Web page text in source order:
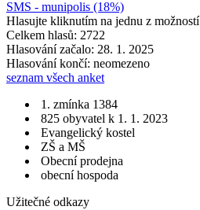
SMS - munipolis (18%)
Hlasujte kliknutím na jednu z možností
Celkem hlasů: 2722
Hlasování začalo: 28. 1. 2025
Hlasování končí: neomezeno
seznam všech anket
1. zmínka 1384
825 obyvatel k 1. 1. 2023
Evangelický kostel
ZŠ a MŠ
Obecní prodejna
obecní hospoda
Užitečné odkazy